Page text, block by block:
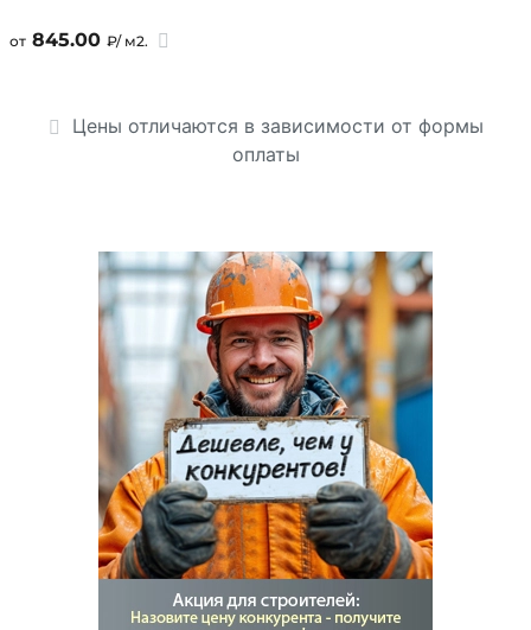
от 845.00 ₽/ м2.
Цены отличаются в зависимости от формы
оплаты